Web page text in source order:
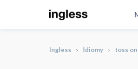
Ingless Idiomy toss